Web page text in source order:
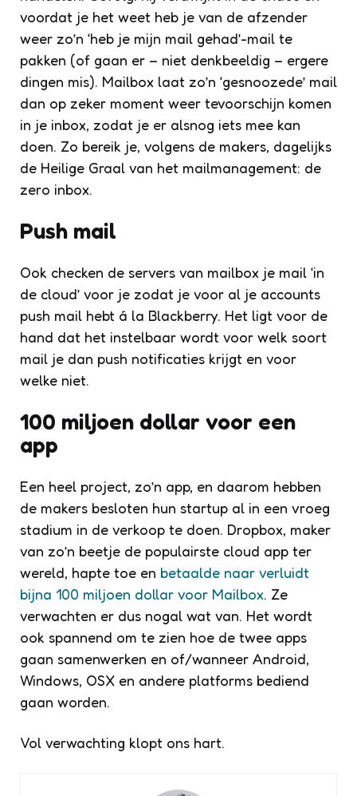
voordat je het weet heb je van de afzender
weer zo’n ‘heb je mijn mail gehad’-mail te
pakken (of gaan er – niet denkbeeldig – ergere
dingen mis). Mailbox laat zo’n ‘gesnoozede’ mail
dan op zeker moment weer tevoorschijn komen
in je inbox, zodat je er alsnog iets mee kan
doen. Zo bereik je, volgens de makers, dagelijks
de Heilige Graal van het mailmanagement: de
zero inbox.
Push mail
Ook checken de servers van mailbox je mail ‘in
de cloud’ voor je zodat je voor al je accounts
push mail hebt á la Blackberry. Het ligt voor de
hand dat het instelbaar wordt voor welk soort
mail je dan push notificaties krijgt en voor
welke niet.
100 miljoen dollar voor een
app
Een heel project, zo’n app, en daarom hebben
de makers besloten hun startup al in een vroeg
stadium in de verkoop te doen. Dropbox, maker
van zo’n beetje de populairste cloud app ter
wereld, hapte toe en betaalde naar verluidt
bijna 100 miljoen dollar voor Mailbox. Ze
verwachten er dus nogal wat van. Het wordt
ook spannend om te zien hoe de twee apps
gaan samenwerken en of/wanneer Android,
Windows, OSX en andere platforms bediend
gaan worden.
Vol verwachting klopt ons hart.